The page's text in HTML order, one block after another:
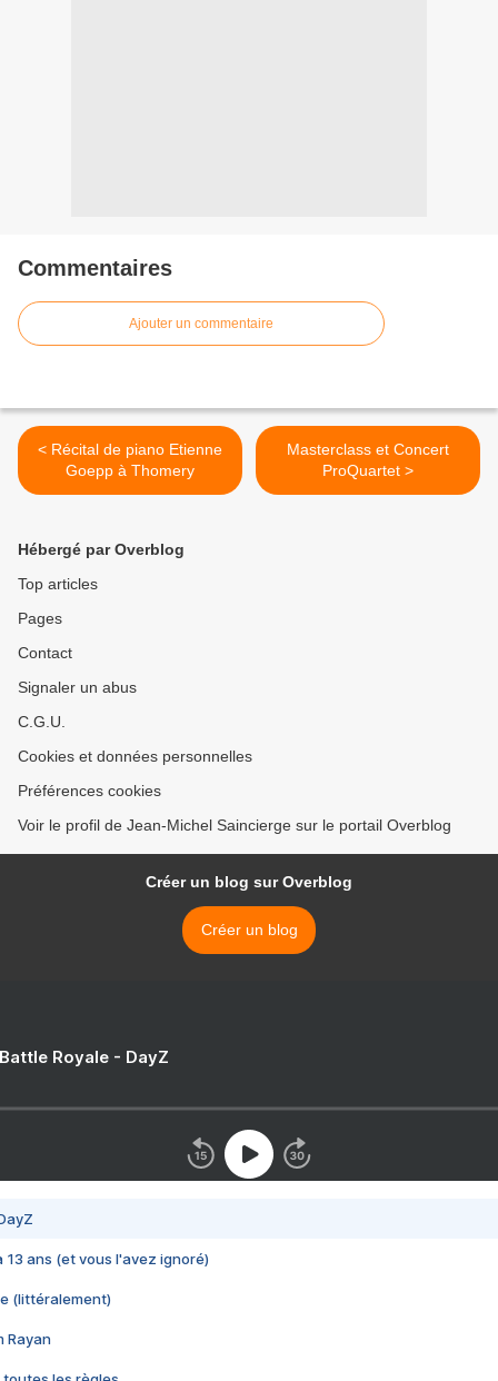
Commentaires
Ajouter un commentaire
< Récital de piano Etienne
Goepp à Thomery
Masterclass et Concert
ProQuartet >
Hébergé par Overblog
Top articles
Pages
Contact
Signaler un abus
C.G.U.
Cookies et données personnelles
Préférences cookies
Voir le profil de Jean-Michel Saincierge sur le portail Overblog
Créer un blog sur Overblog
Créer un blog
Royale - DayZ
13 ans (et vous l'avez ignoré)
(littéralement)
Rayan